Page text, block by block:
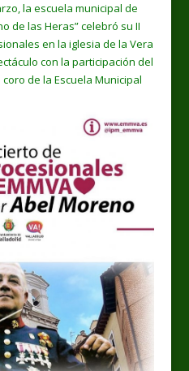
la escuela municipal de
de las Heras” celebró su II
en la iglesia de la Vera
con la participación del
de la Escuela Municipal